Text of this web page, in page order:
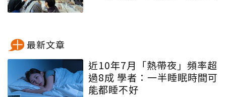
最新文章
近10年7月「熱帶夜」頻率超
過8成 學者：一半睡眠時間可
能都睡不好